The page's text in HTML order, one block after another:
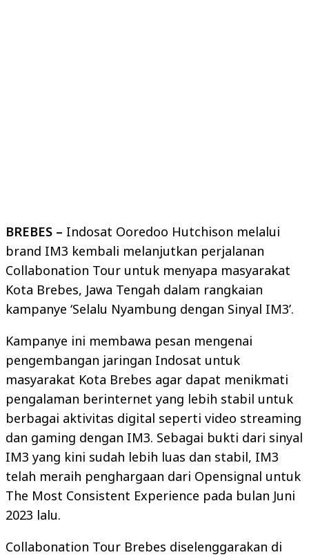
BREBES – Indosat Ooredoo Hutchison melalui
brand IM3 kembali melanjutkan perjalanan
Collabonation Tour untuk menyapa masyarakat
Kota Brebes, Jawa Tengah dalam rangkaian
kampanye ‘Selalu Nyambung dengan Sinyal IM3’.
Kampanye ini membawa pesan mengenai
pengembangan jaringan Indosat untuk
masyarakat Kota Brebes agar dapat menikmati
pengalaman berinternet yang lebih stabil untuk
berbagai aktivitas digital seperti video streaming
dan gaming dengan IM3. Sebagai bukti dari sinyal
IM3 yang kini sudah lebih luas dan stabil, IM3
telah meraih penghargaan dari Opensignal untuk
The Most Consistent Experience pada bulan Juni
2023 lalu.
Collabonation Tour Brebes diselenggarakan di